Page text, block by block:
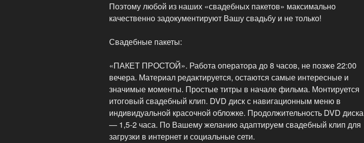
Поэтому любой из наших «свадебных пакетов» максимально
качественно задокументируют Вашу свадьбу и не только!
Свадебные пакеты:
«ПАКЕТ ПРОСТОЙ». Работа оператора до 8 часов, не позже 22:00
вечера. Материал редактируется, остаются самые интересные и
значимые моменты. Простые титры в начале фильма. Монтируется
итоговый свадебный клип. DVD диск с навигационным меню в
индивидуальной красочной обложке. Продолжительность DVD диска
— 1,5-2 часа. По Вашему желанию адаптируем свадебный клип для
загрузки в интернет и социальные сети.